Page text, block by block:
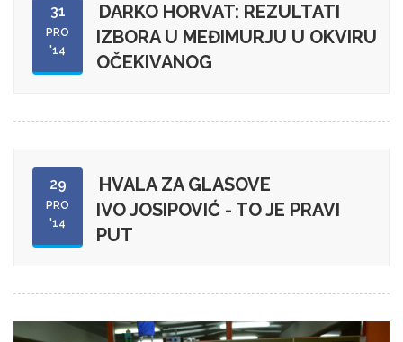
31
PRO
'14
DARKO HORVAT: REZULTATI
IZBORA U MEĐIMURJU U OKVIRU
OČEKIVANOG
29
PRO
'14
HVALA ZA GLASOVE
IVO JOSIPOVIĆ - TO JE PRAVI
PUT